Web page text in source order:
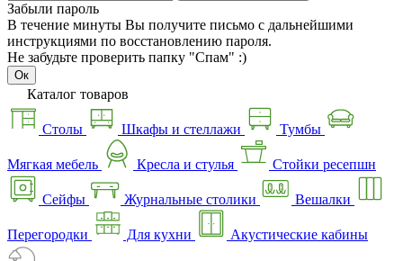
Забыли пароль
В течение минуты Вы получите письмо с дальнейшими
инструкциями по восстановлению пароля.
Не забудьте проверить папку "Спам" :)
Ок
Каталог товаров
Столы Шкафы и стеллажи Тумбы
Мягкая мебель Кресла и стулья Стойки ресепшн
Сейфы Журнальные столики Вешалки
Перегородки Для кухни Акустические кабины